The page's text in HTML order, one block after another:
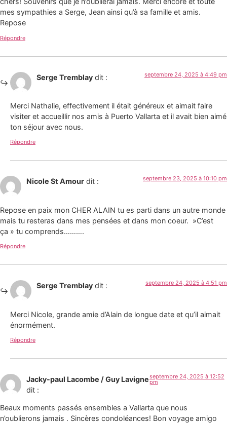
mes sympathies a Serge, Jean ainsi qu’à sa famille et amis.
Repose
Répondre
Serge Tremblay dit : septembre 24, 2025 à 4:49 pm
Merci Nathalie, effectivement il était généreux et aimait faire
visiter et accueillir nos amis à Puerto Vallarta et il avait bien aimé
ton séjour avec nous.
Répondre
Nicole St Amour dit : septembre 23, 2025 à 10:10 pm
Repose en paix mon CHER ALAIN tu es parti dans un autre monde
mais tu resteras dans mes pensées et dans mon coeur. »C’est
ça » tu comprends……….
Répondre
Serge Tremblay dit : septembre 24, 2025 à 4:51 pm
Merci Nicole, grande amie d’Alain de longue date et qu’il aimait
énormément.
Répondre
Jacky-paul Lacombe / Guy Lavigne
dit :
septembre 24, 2025 à 12:52
pm
Beaux moments passés ensembles a Vallarta que nous
n’oublierons jamais . Sincères condoléances! Bon voyage amigo